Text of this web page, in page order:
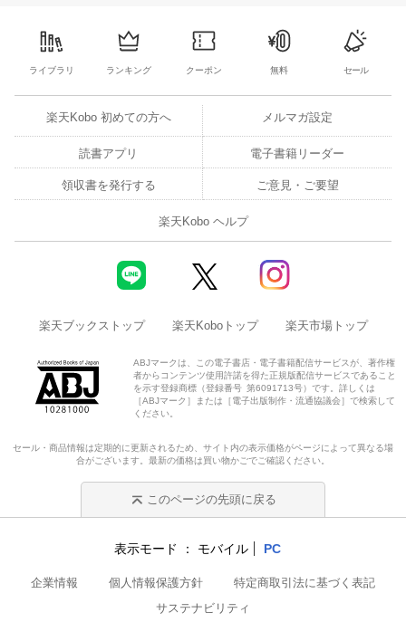
ライブラリ ランキング クーポン 無料 セール
楽天Kobo 初めての方へ メルマガ設定
読書アプリ 電子書籍リーダー
領収書を発行する ご意見・ご要望
楽天Kobo ヘルプ
楽天ブックストップ 楽天Koboトップ 楽天市場トップ
ABJマークは、この電子書店・電子書籍配信サービスが、著作権
者からコンテンツ使用許諾を得た正規版配信サービスであること
を示す登録商標（登録番号 第6091713号）です。詳しくは
［ABJマーク］または［電子出版制作・流通協議会］で検索して
ください。
セール・商品情報は定期的に更新されるため、サイト内の表示価格がページによって異なる場
合がございます。最新の価格は買い物かごでご確認ください。
このページの先頭に戻る
表示モード モバイル PC
企業情報 個人情報保護方針
特定商取引法に基づく表記
サステナビリティ